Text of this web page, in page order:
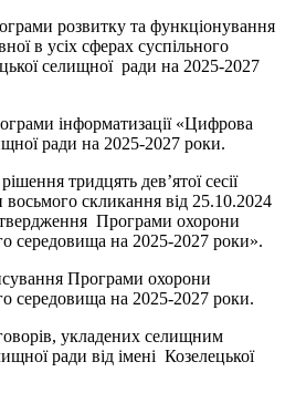
розвитку та функціонування
в усіх сферах суспільного
селищної ради на 2025-2027
інформатизації «Цифрова
ради на 2025-2027 роки.
тридцять дев’ятої сесії
восьмого скликання від 25.10.2024
Програми охорони
середовища на 2025-2027 роки».
Програми охорони
середовища на 2025-2027 роки.
укладених селищним
ради від імені Козелецької